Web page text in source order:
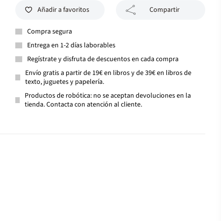
Añadir a favoritos Compartir
Compra segura
Entrega en 1-2 días laborables
Regístrate y disfruta de descuentos en cada compra
Envío gratis a partir de 19€ en libros y de 39€ en libros de
texto, juguetes y papelería.
Productos de robótica: no se aceptan devoluciones en la
tienda. Contacta con atención al cliente.